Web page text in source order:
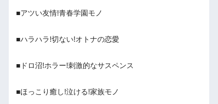
■アツい友情!青春学園モノ
■ハラハラ!切ない!オトナの恋愛
■ドロ沼!ホラー!刺激的なサスペンス
■ほっこり癒し!泣ける!家族モノ